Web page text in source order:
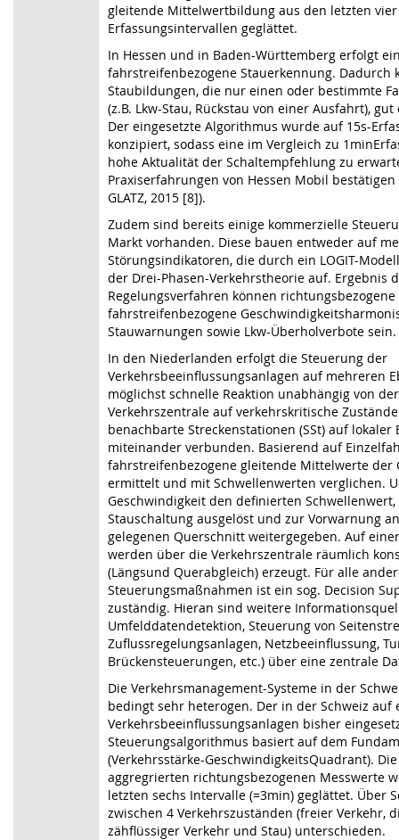
gleitende Mittelwertbildung aus den letzten vier
Erfassungsintervallen geglättet.
In Hessen und in Baden-Württemberg erfolgt
fahrstreifenbezogene Stauerkennung. Dadurch
Staubildungen, die nur einen oder bestimmte
(z.B. Lkw-Stau, Rückstau von einer Ausfahrt),
Der eingesetzte Algorithmus wurde auf 15s-
konzipiert, sodass eine im Vergleich zu
hohe Aktualität der Schaltempfehlung zu
Praxiserfahrungen von Hessen Mobil bestätigen
GLATZ, 2015 [8]).
Zudem sind bereits einige kommerzielle
Markt vorhanden. Diese bauen entweder auf
Störungsindikatoren, die durch ein LOGIT-
der Drei-Phasen-Verkehrstheorie auf. Ergebnis
Regelungsverfahren können
fahrstreifenbezogene
Stauwarnungen sowie Lkw-Überholverbote sein.
In den Niederlanden erfolgt die Steuerung der
Verkehrsbeeinflussungsanlagen auf mehreren
möglichst schnelle Reaktion unabhängig von
Verkehrszentrale auf verkehrskritische
benachbarte Streckenstationen (SSt) auf lokaler
miteinander verbunden. Basierend auf
fahrstreifenbezogene gleitende Mittelwerte der
ermittelt und mit Schwellenwerten verglichen.
Geschwindigkeit den definierten
Stauschaltung ausgelöst und zur Vorwarnung
gelegenen Querschnitt weitergegeben. Auf
werden über die Verkehrszentrale räumlich
(Längsund Querabgleich) erzeugt. Für alle
Steuerungsmaßnahmen ist ein sog. Decision
zuständig. Hieran sind weitere
Umfelddatendetektion, Steuerung von
Zuflussregelungsanlagen, Netzbeeinflussung,
Brückensteuerungen, etc.) über eine zentrale
Die Verkehrsmanagement-Systeme in der
bedingt sehr heterogen. Der in der Schweiz auf
Verkehrsbeeinflussungsanlagen bisher
Steuerungsalgorithmus basiert auf dem
(Verkehrsstärke-GeschwindigkeitsQuadrant).
aggregrierten richtungsbezogenen Messwerte
letzten sechs Intervalle (=3min) geglättet. Über
zwischen 4 Verkehrszuständen (freier Verkehr,
zähflüssiger Verkehr und Stau) unterschieden.